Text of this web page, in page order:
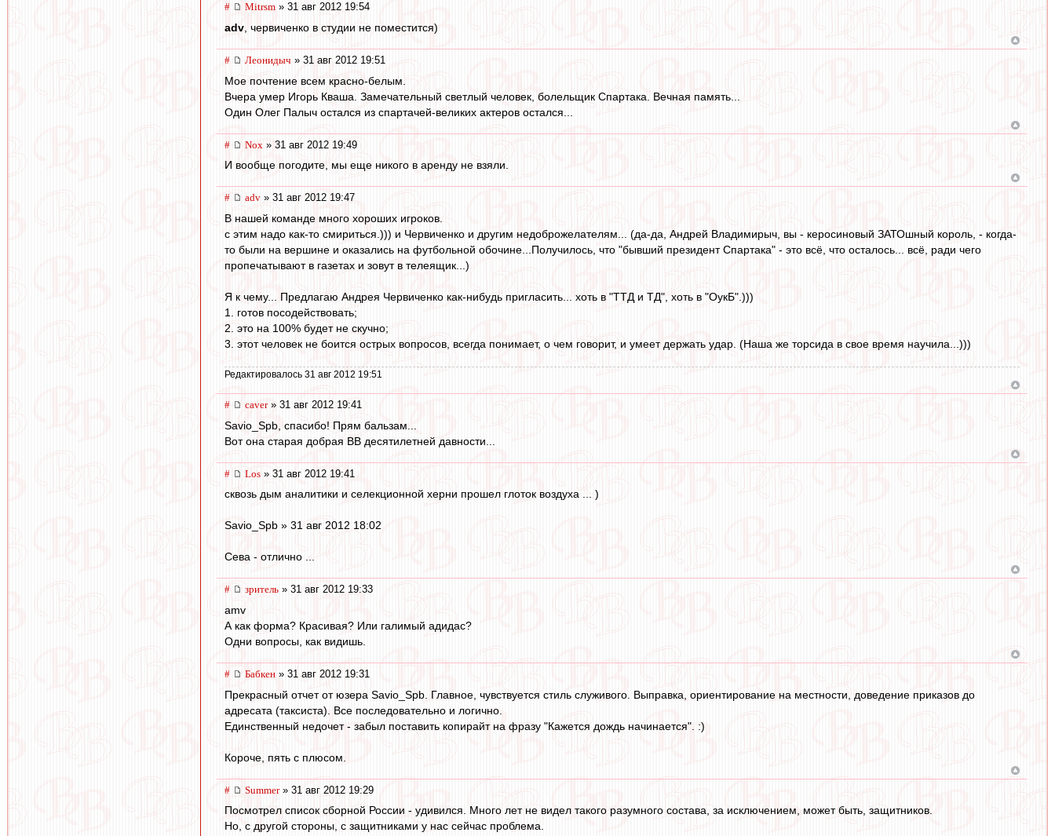
# Mitrsm » 31 авг 2012 19:54
adv , червиченко в студии не поместится)
# Леонидыч » 31 авг 2012 19:51
Мое почтение всем красно-белым.
Вчера умер Игорь Кваша. Замечательный светлый человек, болельщик Спартака. Вечная память...
Один Олег Палыч остался из спартачей-великих актеров остался...
# Nox » 31 авг 2012 19:49
И вообще погодите, мы еще никого в аренду не взяли.
# adv » 31 авг 2012 19:47
В нашей команде много хороших игроков.
с этим надо как-то смириться.))) и Червиченко и другим недоброжелателям... (да-да, Андрей Владимирыч, вы - керосиновый ЗАТОшный король, - когда-
то были на вершине и оказались на футбольной обочине...Получилось, что "бывший президент Спартака" - это всё, что осталось... всё, ради чего
пропечатывают в газетах и зовут в телеящик...)
Я к чему... Предлагаю Андрея Червиченко как-нибудь пригласить... хоть в "ТТД и ТД", хоть в "ОукБ".)))
1. готов посодействовать;
2. это на 100% будет не скучно;
3. этот человек не боится острых вопросов, всегда понимает, о чем говорит, и умеет держать удар. (Наша же торсида в свое время научила...)))
Редактировалось 31 авг 2012 19:51
# caver» 31 авг 2012 19:41
Savio_Spb, спасибо! Прям бальзам...
Вот она старая добрая ВВ десятилетней давности...
# Los » 31 авг 2012 19:41
сквозь дым аналитики и селекционной херни прошел глоток воздуха ... )
Savio_Spb » 31 авг 2012 18:02
Сева - отлично ...
# зpитель » 31 авг 2012 19:33
amv
А как форма? Красивая? Или галимый адидас?
Одни вопросы, как видишь.
# Бабкен » 31 авг 2012 19:31
Прекрасный отчет от юзера Savio_Spb. Главное, чувствуется стиль служивого. Выправка, ориентирование на местности, доведение приказов до
адресата (таксиста). Все последовательно и логично.
Единственный недочет - забыл поставить копирайт на фразу "Кажется дождь начинается". :)
Короче, пять с плюсом.
# Summer» 31 авг 2012 19:29
Посмотрел список сборной России - удивился. Много лет не видел такого разумного состава, за исключением, может быть, защитников.
Но, с другой стороны, с защитниками у нас сейчас проблема.